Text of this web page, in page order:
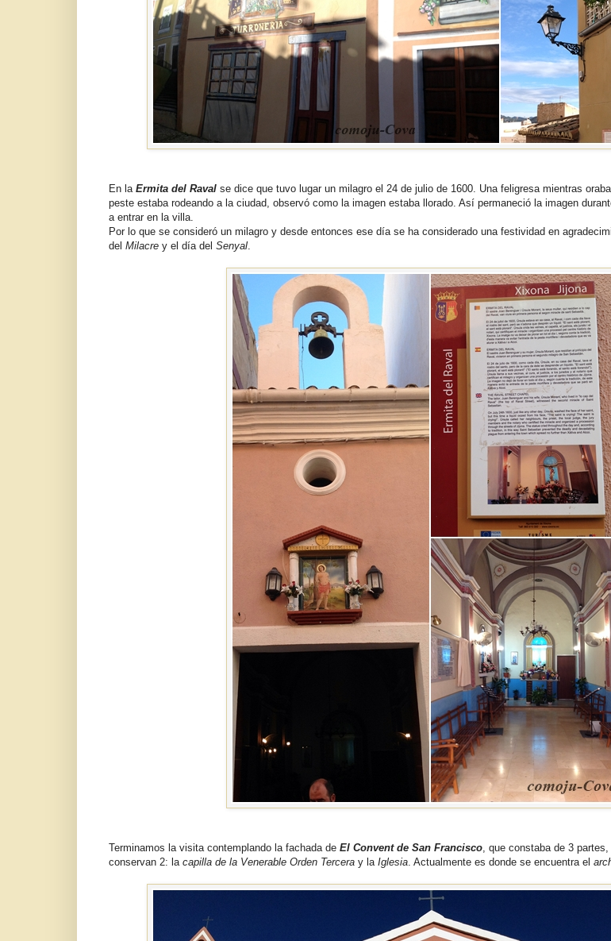
En la Ermita del Raval se dice que tuvo lugar un milagro el 24 de julio de 1600. Una feligresa mientras
peste estaba rodeando a la ciudad, observó como la imagen estaba llorado. Así permaneció la imagen
a entrar en la villa.
Por lo que se consideró un milagro y desde entonces ese día se ha considerado una festividad en
del Milacre y el día del Senyal
Terminamos la visita contemplando la fachada de El Convent de San Francisco , que constaba de 3
conservan 2: la capilla de la Venerable Orden Tercera y la Iglesia . Actualmente es donde se encuentra el